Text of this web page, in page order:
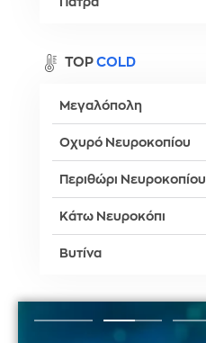
TOP COLD
Μεγαλόπολη
Οχυρό Νευροκοπίου
Περιθώρι Νευροκοπίου
Κάτω Νευροκόπι
Βυτίνα